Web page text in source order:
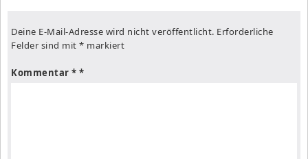
Deine E-Mail-Adresse wird nicht veröffentlicht. Erforderliche
Felder sind mit * markiert
Kommentar *